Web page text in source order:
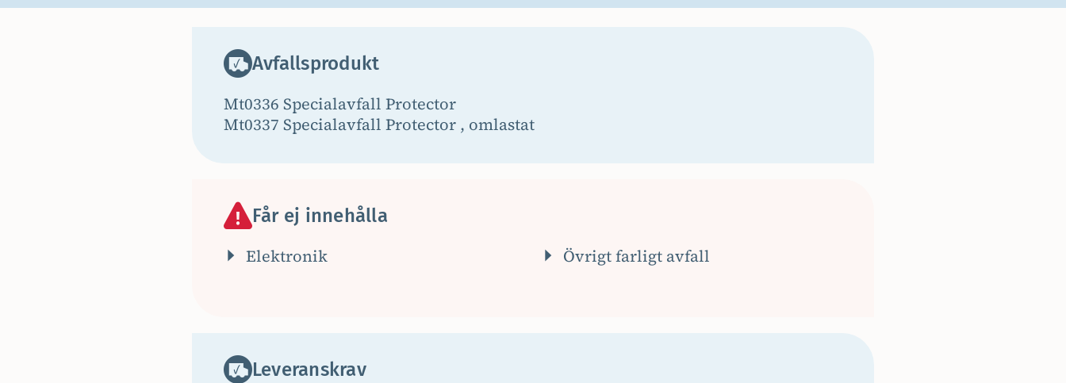
Avfallsprodukt
Mt0336 Specialavfall Protector
Mt0337 Specialavfall Protector , omlastat
Får ej innehålla
Elektronik
Övrigt farligt avfall
Leveranskrav